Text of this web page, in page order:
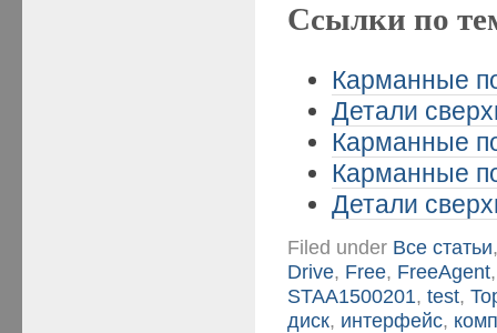
Ссылки по
Карманные
Детали
Карманные
Карманные
Детали
Filed under Все статьи
Drive, Free, FreeAgent
STAA1500201,test,
диск, интерфейс,